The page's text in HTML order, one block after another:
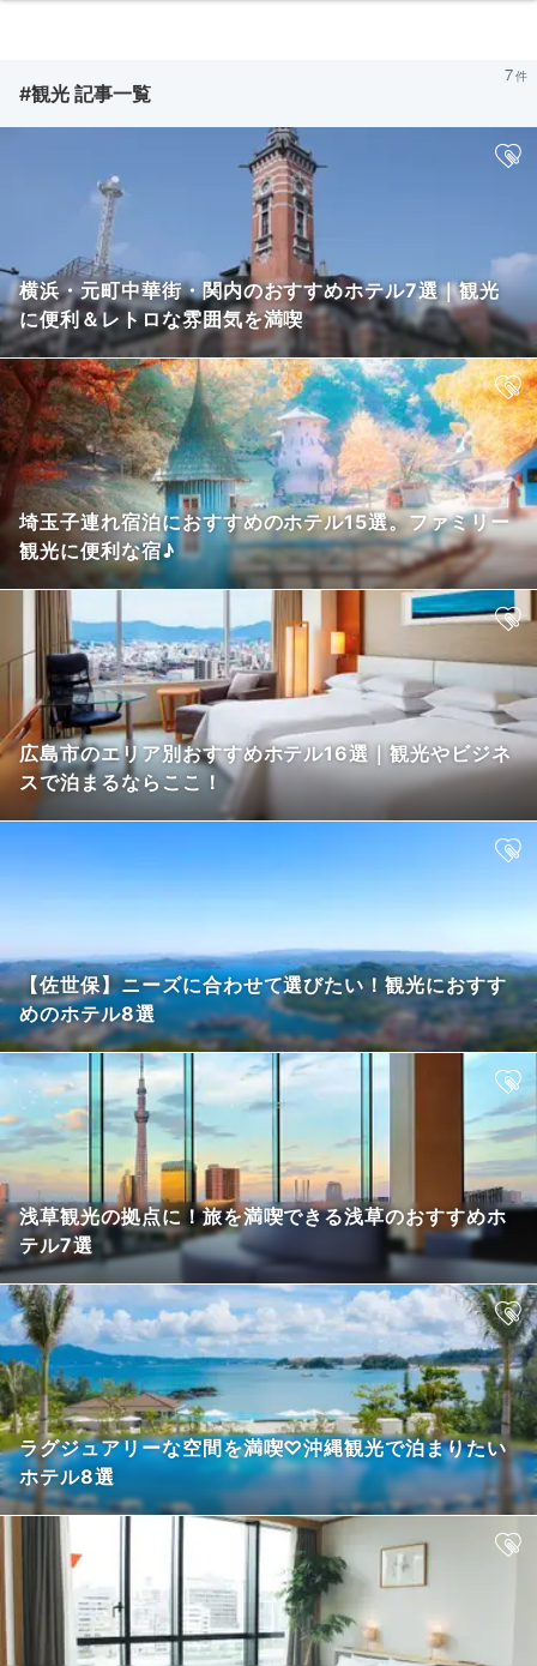
#観光 記事一覧
7
横浜・元町中華街・関内のおすすめホテル7選｜観光
に便利＆レトロな雰囲気を満喫
埼玉子連れ宿泊におすすめのホテル15選。ファミリー
観光に便利な宿♪
広島市のエリア別おすすめホテル16選｜観光やビジネ
スで泊まるならここ！
【佐世保】ニーズに合わせて選びたい！観光におすす
めのホテル8選
浅草観光の拠点に！旅を満喫できる浅草のおすすめホ
テル7選
ラグジュアリーな空間を満喫♡沖縄観光で泊まりたい
ホテル8選